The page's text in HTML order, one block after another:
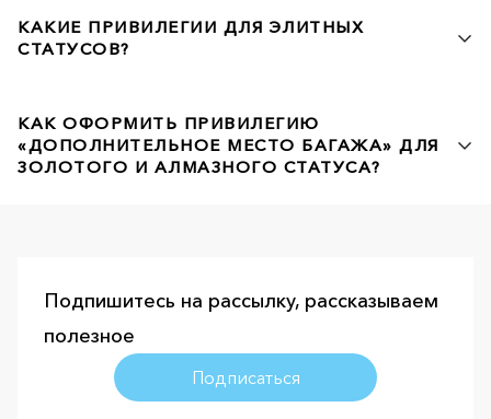
КАКИЕ ПРИВИЛЕГИИ ДЛЯ ЭЛИТНЫХ
СТАТУСОВ?
КАК ОФОРМИТЬ ПРИВИЛЕГИЮ
«ДОПОЛНИТЕЛЬНОЕ МЕСТО БАГАЖА» ДЛЯ
ЗОЛОТОГО И АЛМАЗНОГО СТАТУСА?
Подпишитесь на рассылку, рассказываем
полезное
Подписаться